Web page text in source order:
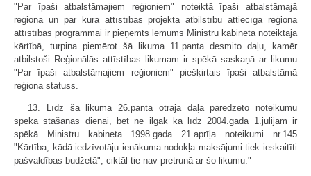
"Par īpaši atbalstāmajiem reģioniem" noteiktā īpaši atbalstāmajā
reģionā un par kura attīstības projekta atbilstību attiecīgā reģiona
attīstības programmai ir pieņemts lēmums Ministru kabineta noteiktajā
kārtībā, turpina piemērot šā likuma 11.panta desmito daļu, kamēr
atbilstoši Reģionālās attīstības likumam ir spēkā saskaņā ar likumu
"Par īpaši atbalstāmajiem reģioniem" piešķirtais īpaši atbalstāmā
reģiona statuss.
13. Līdz šā likuma 26.panta otrajā daļā paredzēto noteikumu
spēkā stāšanās dienai, bet ne ilgāk kā līdz 2004.gada 1.jūlijam ir
spēkā Ministru kabineta 1998.gada 21.aprīļa noteikumi nr.145
"Kārtība, kādā iedzīvotāju ienākuma nodokļa maksājumi tiek ieskaitīti
pašvaldības budžetā", ciktāl tie nav pretrunā ar šo likumu."